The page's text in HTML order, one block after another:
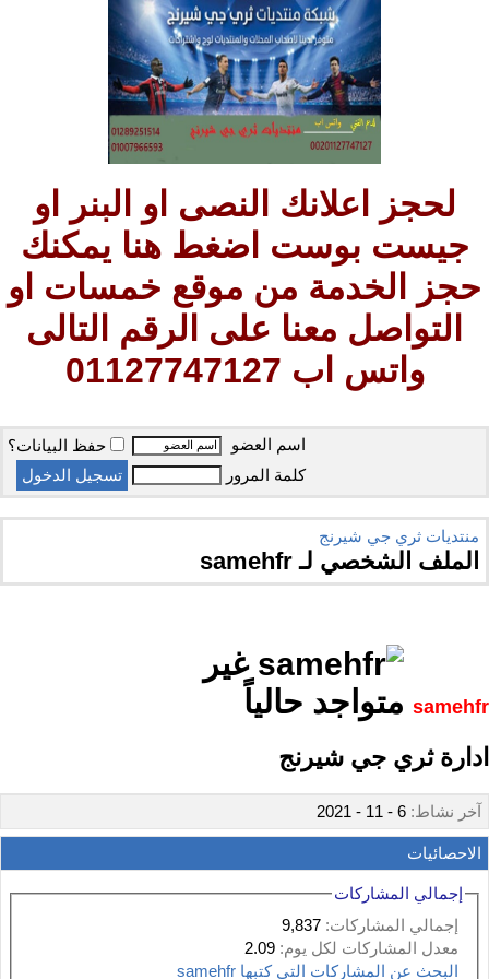
لحجز اعلانك النصى او البنر او
جيست بوست اضغط هنا يمكنك
حجز الخدمة من موقع خمسات او
التواصل معنا على الرقم التالى
واتس اب 01127747127
اسم العضو
حفظ البيانات؟
كلمة المرور
منتديات ثري جي شيرنج
الملف الشخصي لـ samehfr
samehfr
ادارة ثري جي شيرنج
آخر نشاط:
الاحصائيات
إجمالي المشاركات
إجمالي المشاركات: 9,837
معدل المشاركات لكل يوم: 2.09
البحث عن المشاركات التي كتبها samehfr